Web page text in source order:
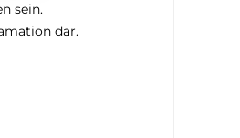
sein.
dar.